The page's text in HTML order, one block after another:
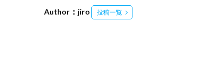
Author：jiro 投稿一覧